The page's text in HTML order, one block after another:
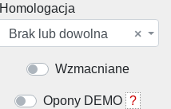
Homologacja
×
Brak lub dowolna
Wzmacniane
Opony DEMO ?